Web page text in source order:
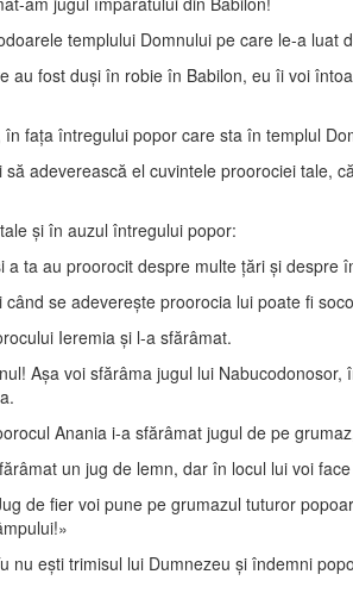
templului Domnului pe care le-a
au fost duşi în robie în Babilon, eu îi voi
faţa întregului popor care sta în templul
adeverească el cuvintele proorociei tale,
şi în auzul întregului popor:
ta au proorocit despre multe ţări şi
se adevereşte proorocia lui poate fi
Ieremia şi l-a sfărâmat.
Aşa voi sfărâma jugul lui
Anania i-a sfărâmat jugul de pe
un jug de lemn, dar în locul lui voi
de fier voi pune pe grumazul tuturor
nu eşti trimisul lui Dumnezeu şi îndemni